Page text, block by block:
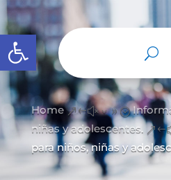
Abrir barra de herramientas
Home &#x39;
niñas y adolescentes.
para niños, niñas y